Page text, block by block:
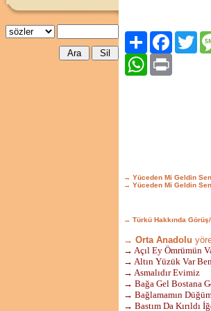
Paylaş Facebook
WhatsApp
→ Yüceden Mi Geldin
→ Yüceden Mi Geldin
→ Türkü Hakkında
→ Orta Anadolu
→ Açıl Ey Ömrümün
→ Altın Yüzük Var
→ Asmalıdır Evimiz
→ Bağa Gel Bostana
→ Bağlamamın
→ Bastım Da Kırıldı